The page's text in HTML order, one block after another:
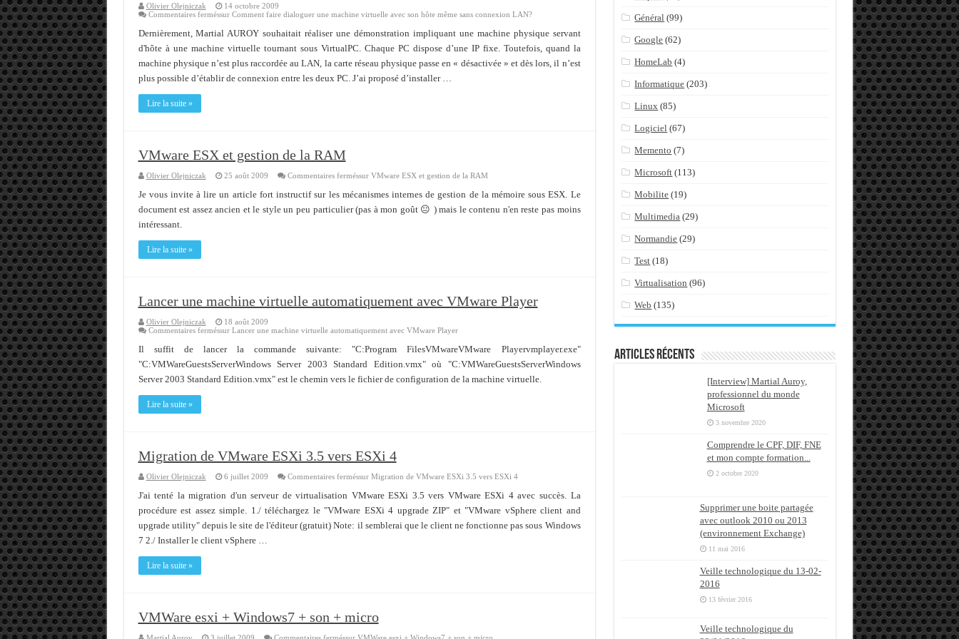
Memento - Centos revenir en arrière après un yum update
Importer du contenu XML dans une table SQL serveur
OnlyOffice, une solution CRM/Gestion documents et plus encore...
Olivier Olejniczak
14 octobre 2009
Commentaires ferméssur Comment faire dialoguer une machine virtuelle avec son hôte même sans connexion LAN?
Dernièrement, Martial AUROY souhaitait réaliser une démonstration impliquant une machine physique servant
d'hôte à une machine virtuelle tournant sous VirtualPC. Chaque PC dispose d’une IP fixe. Toutefois, quand la
machine physique n’est plus raccordée au LAN, la carte réseau physique passe en « désactivée » et dès lors, il n’est
plus possible d’établir de connexion entre les deux PC. J’ai proposé d’installer …
Lire la suite »
VMware ESX et gestion de la RAM
Olivier Olejniczak 25 août 2009 Commentaires ferméssur VMware ESX et gestion de la RAM
Je vous invite à lire un article fort instructif sur les mécanismes internes de gestion de la mémoire sous ESX. Le
document est assez ancien et le style un peu particulier (pas à mon goût 😐 ) mais le contenu n'en reste pas moins
intéressant.
Lire la suite »
Lancer une machine virtuelle automatiquement avec VMware Player
Olivier Olejniczak
18 août 2009
Commentaires ferméssur Lancer une machine virtuelle automatiquement avec VMware Player
Il suffit de lancer la commande suivante: "C:Program FilesVMwareVMware Playervmplayer.exe"
"C:VMWareGuestsServerWindows Server 2003 Standard Edition.vmx" où "C:VMWareGuestsServerWindows
Server 2003 Standard Edition.vmx" est le chemin vers le fichier de configuration de la machine virtuelle.
Lire la suite »
Migration de VMware ESXi 3.5 vers ESXi 4
Olivier Olejniczak 6 juillet 2009 Commentaires ferméssur Migration de VMware ESXi 3.5 vers ESXi 4
J'ai tenté la migration d'un serveur de virtualisation VMware ESXi 3.5 vers VMware ESXi 4 avec succès. La
procédure est assez simple. 1./ téléchargez le "VMware ESXi 4 upgrade ZIP" et "VMware vSphere client and
upgrade utility" depuis le site de l'éditeur (gratuit) Note: il semblerai que le client ne fonctionne pas sous Windows
7 2./ Installer le client vSphere …
Lire la suite »
VMWare esxi + Windows7 + son + micro
Général (99)
Google (62)
HomeLab (4)
Informatique (203)
Linux (85)
Logiciel (67)
Memento (7)
Microsoft (113)
Mobilite (19)
Multimedia (29)
Normandie (29)
Test (18)
Virtualisation (96)
Web (135)
Articles récents
[Interview] Martial Auroy,
professionnel du monde
Microsoft
3 novembre 2020
Comprendre le CPF, DIF, FNE
et mon compte formation...
2 octobre 2020
Supprimer une boite partagée
avec outlook 2010 ou 2013
(environnement Exchange)
11 mai 2016
Veille technologique du 13-02-
2016
13 février 2016
Veille technologique du